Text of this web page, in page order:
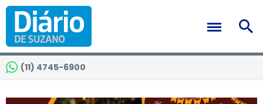
(11) 4745-6900